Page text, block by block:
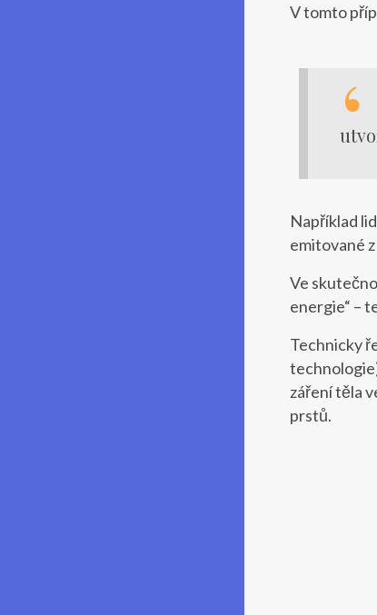
V tomto
Například
emitované
Ve
energie“ –
Technicky
záření těla
prstů.